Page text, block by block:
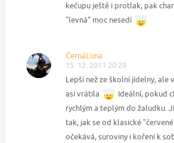
kečupu ještě i protlak, pak
"levná" moc nesedí
ČernáLuna
15. 12. 2011 20:29
Lepší než ze školní jídelny, ale
asi vrátila
Ideální, pokud
rychlým a teplým do žaludku.
tak, jak se od klasické
očekává, suroviny i koření k